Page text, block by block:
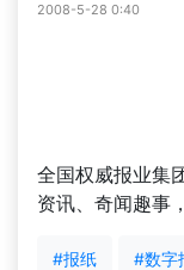
2008-5-28 0:40
全国权威报业集
资讯、奇闻趣事
#报纸 #数字